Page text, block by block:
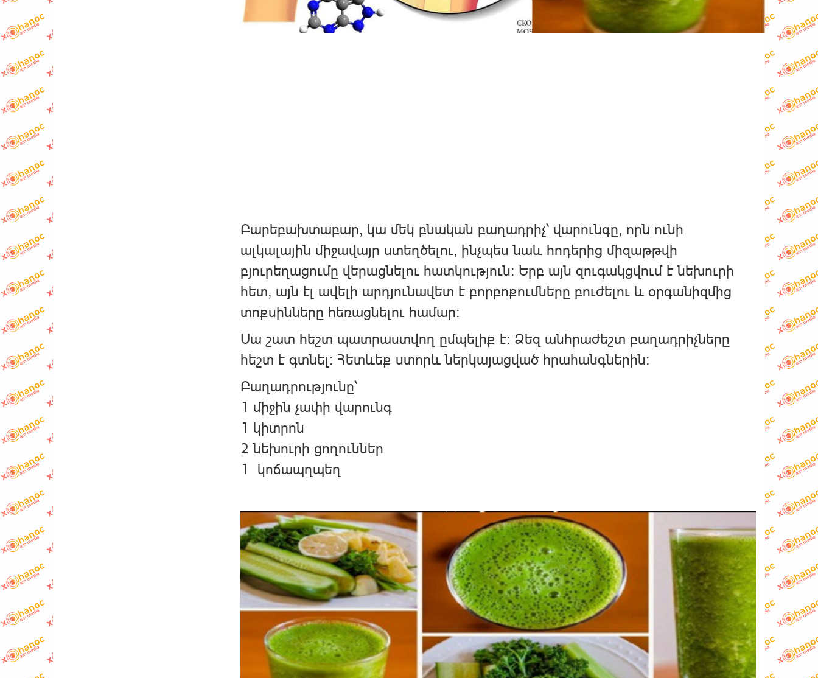
Բարեբախտաբար, կա մեկ բնական բաղադրիչ՝ վարունգը, որն ունի
ալկալային միջավայր ստեղծելու, ինչպես նաև հոդերից միզաթթվի
բյուրեղացումը վերացնելու հատկություն։ Երբ այն զուգակցվում է նեխուրի
հետ, այն էլ ավելի արդյունավետ է բորբոքումները բուժելու և օրգանիզմից
տոքսինները հեռացնելու համար:
Սա շատ հեշտ պատրաստվող ըմպելիք է։ Ձեզ անհրաժեշտ բաղադրիչները
հեշտ է գտնել: Հետևեք ստորև ներկայացված հրահանգներին:
Բաղադրությունը՝
1 միջին չափի վարունգ
1 կիտրոն
2 նեխուրի ցողուններ
1 կոճապղպեղ